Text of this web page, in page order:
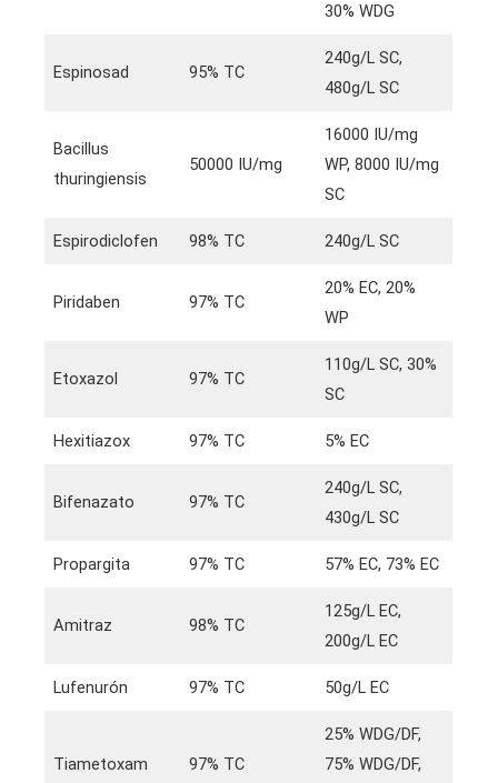
30% WDG
Espinosad 95% TC
240g/L SC,
480g/L SC
Bacillus
thuringiensis
50000 IU/mg
16000 IU/mg
WP, 8000 IU/mg
SC
Espirodiclofen 98% TC 240g/L SC
Piridaben 97% TC
20% EC, 20%
WP
Etoxazol 97% TC
110g/L SC, 30%
SC
Hexitiazox 97% TC 5% EC
Bifenazato 97% TC
240g/L SC,
430g/L SC
Propargita 97% TC 57% EC, 73% EC
Amitraz 98% TC
125g/L EC,
200g/L EC
Lufenurón 97% TC 50g/L EC
Tiametoxam 97% TC
25% WDG/DF,
75% WDG/DF,